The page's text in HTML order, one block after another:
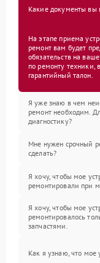
Какие документы вы
На этапе приема
ремонт вам будет
обязательств на
по ремонту техники,
гарантийный талон.
Я уже знаю в чем
ремонт необходим.
диагностику?
Мне нужен срочный
сделать?
Я хочу, чтобы мое
ремонтировали при
Я хочу, чтобы мое
ремонтировалось
запчастями.
Как я узнаю, что мое